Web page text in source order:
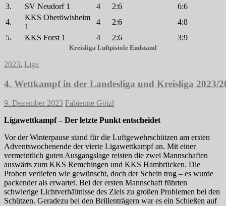
3.
SV Neudorf 1 4 2:6
6:6
4.
KKS Oberöwisheim
1
4 2:6
4:8
5.
KKS Forst 1 4 2:6 3:9
Kreisliga Luftpistole Endstand
2023, Liga
4. Wettkampf in der Landesliga und Kreisliga 2023/
9. Dezember 2023 Fabienne Götzl
Ligawettkampf – Der letzte Punkt entscheidet
Vor der Winterpause stand für die Luftgewehrschützen am ersten
Adventswochenende der vierte Ligawettkampf an. Mit einer
vermeintlich guten Ausgangslage reisten die zwei Mannschaften
auswärts zum KKS Remchingen und KKS Hambrücken. Die
Proben verliefen wie gewünscht, doch der Schein trog – es wurde
packender als erwartet. Bei der ersten Mannschaft führten
schwierige Lichtverhältnisse des Ziels zu großen Problemen bei den
Schützen. Geradezu bei den Brillenträgern war es ein Schießen auf